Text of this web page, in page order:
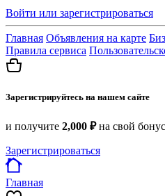
Войти или зарегистрироваться
Главная Объявления на карте
Правила сервиса
Зарегистрируйтесь на нашем сайте
и получите 2,000 ₽на свой
Зарегистрироваться
Главная